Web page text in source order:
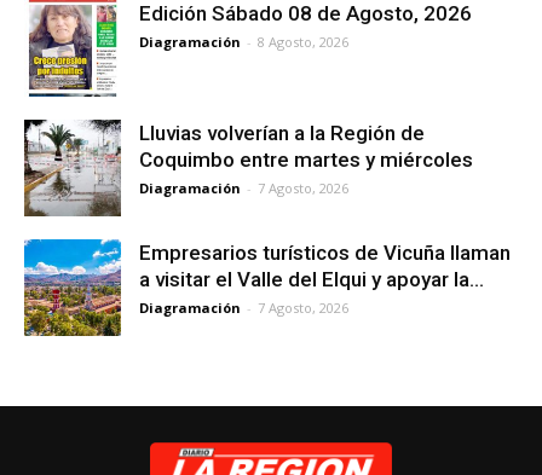
Edición Sábado 08 de Agosto, 2026
Diagramación - 8 Agosto, 2026
Lluvias volverían a la Región de
Coquimbo entre martes y miércoles
Diagramación - 7 Agosto, 2026
Empresarios turísticos de Vicuña llaman
a visitar el Valle del Elqui y apoyar la...
Diagramación - 7 Agosto, 2026